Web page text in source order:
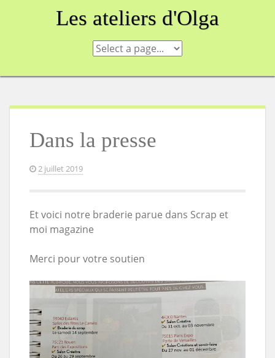
Les ateliers d'Olga
Dans la presse
2 juillet 2019
Et voici notre braderie parue dans Scrap et
moi magazine
Merci pour votre soutien